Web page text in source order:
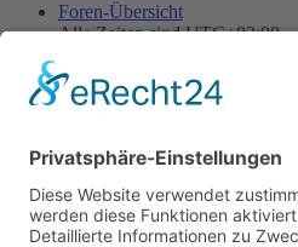
Foren-Übersicht
Alle Zeiten sindUTC+02:00
Powered byphpBB® Forum
Datenschutz |Nutzungsbedingungen